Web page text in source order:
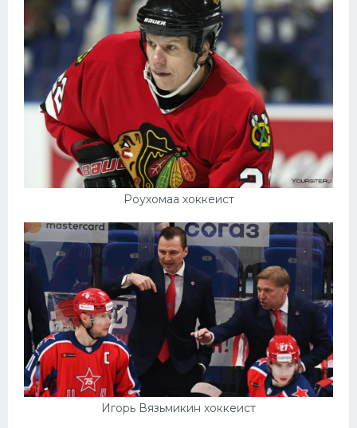
Роухомаа хоккеист
Игорь Вязьмикин хоккеист